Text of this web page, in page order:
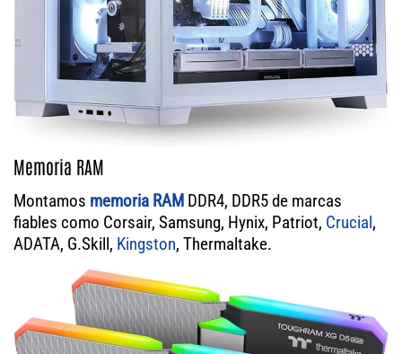
Memoria RAM
Montamos memoria RAM DDR4, DDR5 de marcas
fiables como Corsair, Samsung, Hynix, Patriot, Crucial,
ADATA, G.Skill, Kingston, Thermaltake.